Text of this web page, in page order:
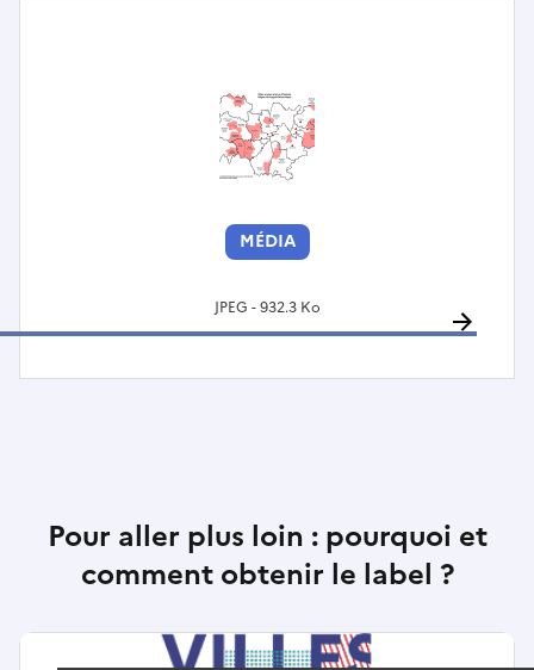
JPEG - 932.3 Ko
MÉDIA
Pour aller plus loin : pourquoi et
comment obtenir le label ?